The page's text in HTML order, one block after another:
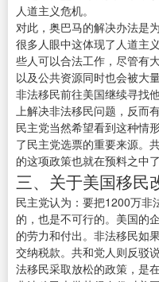
人道主义危机。
对此，奥巴马的解决办法是
很多人眼中这体现了人道主
些人可以合法工作，尽管有
以及公共资源同时也会被大
非法移民前往美国继续寻找
上解决非法移民问题，反而
民主党当然希望看到这种情
了民主党选票的重要来源。
的这项政策也就在预料之中了
三、关于美国移民
民主党认为：要把1200万非
的，也是不可行的。美国的
的劳力和付出。非法移民如
交纳税款。共和党人则反驳
法移民采取放松的政策，是